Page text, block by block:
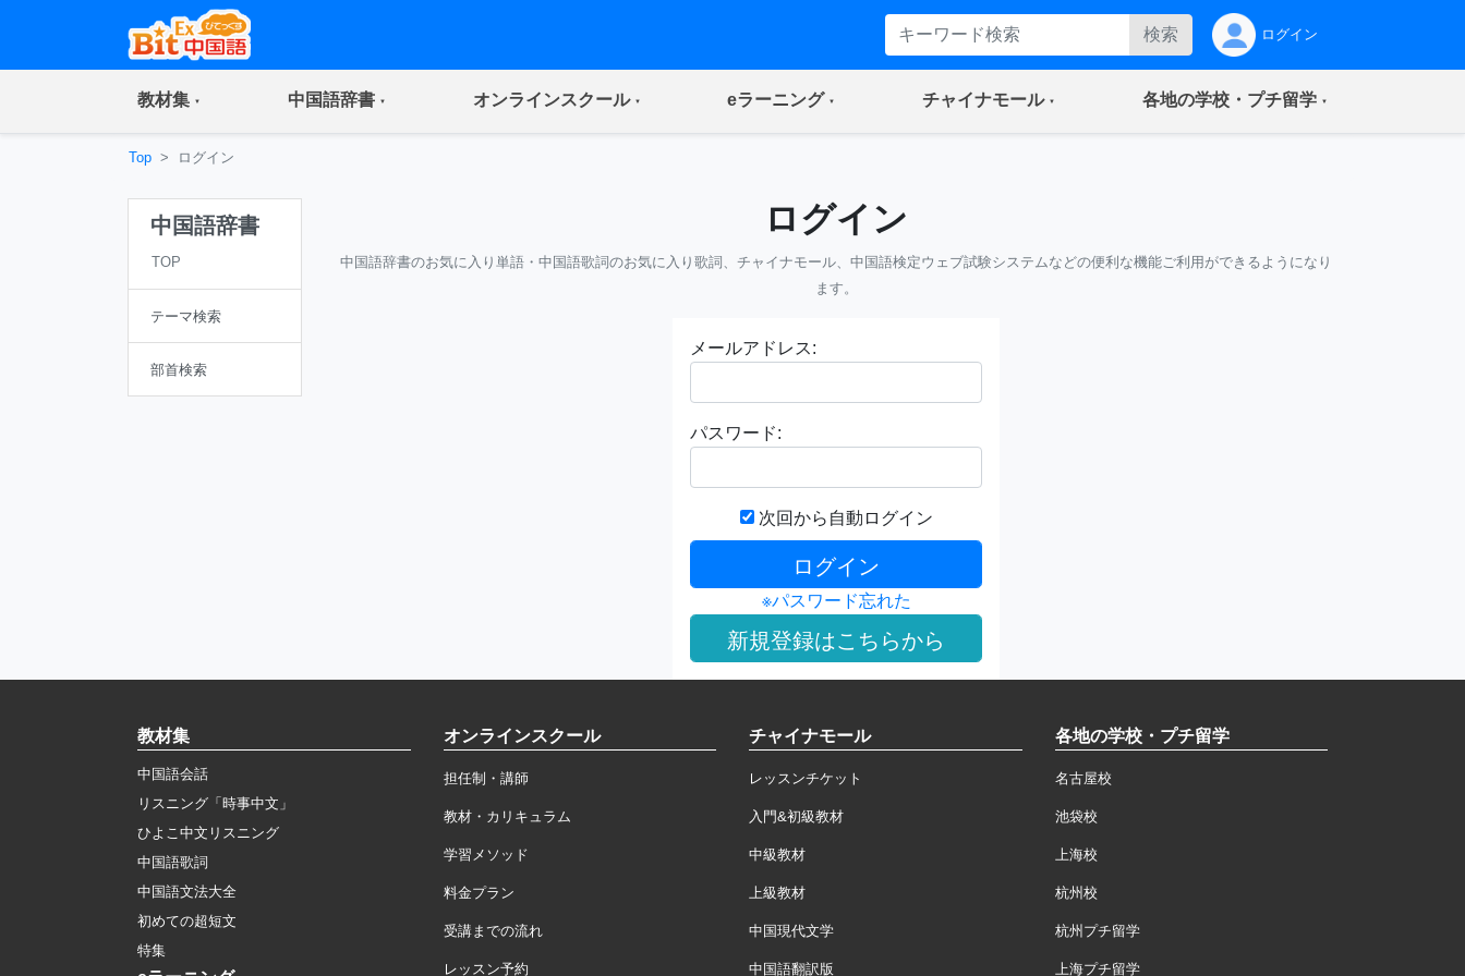
検索 ログイン
教材集(current) 中国語辞書(current) オンラインスクール(current) eラーニング(current) チャイナモール(current) 各地の学校・プチ留学(current)
Top ログイン
中国語辞書
TOP
テーマ検索
部首検索
ログイン
中国語辞書のお気に入り単語・中国語歌詞のお気に入り歌詞、チャイナモール、中国語検定ウェブ試験システムなどの便利な機能ご利用ができるようになり
ます。
メールアドレス:
パスワード:
次回から自動ログイン
※パスワード忘れた
教材集
中国語会話
リスニング「時事中文」
ひよこ中文リスニング
中国語歌詞
中国語文法大全
初めての超短文
特集
オンラインスクール
担任制・講師
教材・カリキュラム
学習メソッド
料金プラン
受講までの流れ
レッスン予約
チャイナモール
レッスンチケット
入門&初級教材
中級教材
上級教材
中国現代文学
中国語翻訳版
各地の学校・プチ留学
名古屋校
池袋校
上海校
杭州校
杭州プチ留学
上海プチ留学